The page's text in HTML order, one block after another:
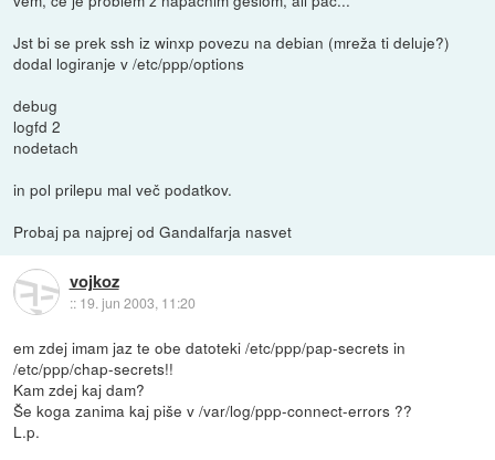
Jst bi se prek ssh iz winxp povezu na debian (mreža ti deluje?)
dodal logiranje v /etc/ppp/options
debug
logfd 2
nodetach
in pol prilepu mal več podatkov.
Probaj pa najprej od Gandalfarja nasvet
vojkoz
:: 19. jun 2003, 11:20
em zdej imam jaz te obe datoteki /etc/ppp/pap-secrets in
/etc/ppp/chap-secrets!!
Kam zdej kaj dam?
Še koga zanima kaj piše v /var/log/ppp-connect-errors ??
L.p.